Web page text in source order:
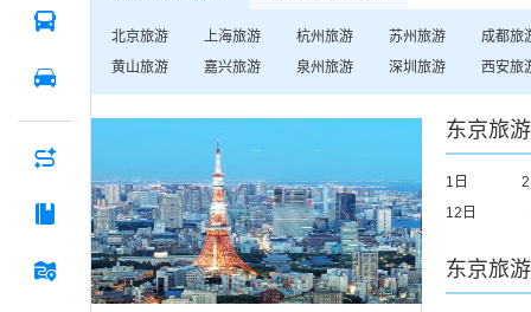
北京旅游 上海旅游 杭州旅游 苏州旅游 成都旅
黄山旅游 嘉兴旅游 泉州旅游 深圳 旅游 西安旅
东京旅
1日
12日
东京旅